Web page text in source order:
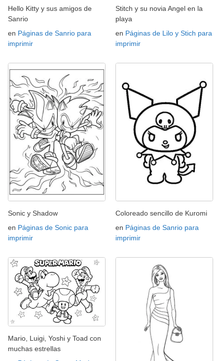
Hello Kitty y sus amigos de
Sanrio
en Páginas de Sanrio para
imprimir
Stitch y su novia Angel en la
playa
en Páginas de Lilo y Stich para
imprimir
Sonic y Shadow
en Páginas de Sonic para
imprimir
Coloreado sencillo de Kuromi
en Páginas de Sanrio para
imprimir
Mario, Luigi, Yoshi y Toad con
muchas estrellas